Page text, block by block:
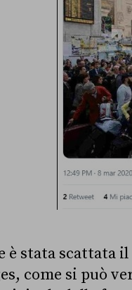
è stata scattata il
come si può